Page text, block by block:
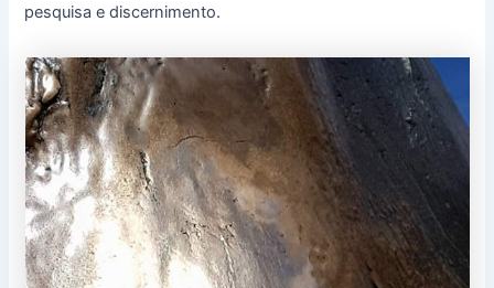
pesquisa e discernimento.